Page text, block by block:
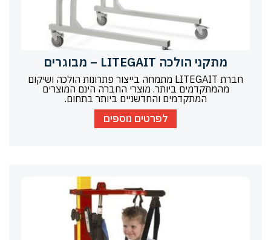
מתקני הולכה LITEGAIT – מבוגרים
חברת LITEGAIT מתמחה בייצור פתרונות הולכה ושיקום
מהמתקדמים ביותר. מוצרי החברה הינם המוצרים
המתקדמים והחדשניים ביותר בתחום.
לפרטים נוספים